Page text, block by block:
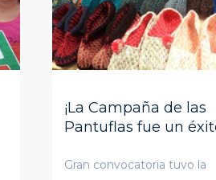
¡La Campaña de las
Pantuflas fue un
Gran convocatoria tuvo la